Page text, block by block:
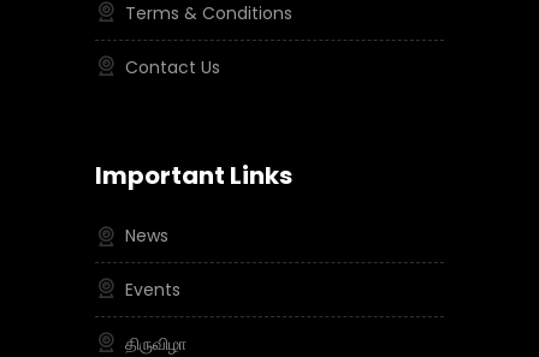
Terms & Conditions
Contact Us
Important Links
News
Events
திருவிழா